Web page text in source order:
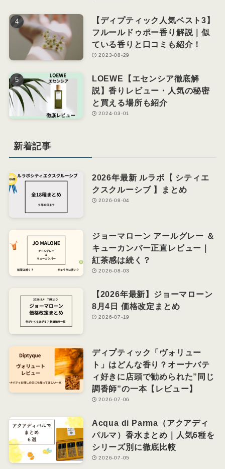
【ディプティック人気ベスト3】
フルールドゥポー香り解説｜似
ている香りと口コミも紹介！
2023-08-29
LOEWE【エセンシア徹底解
説】香りレビュー・人気の秘密
と買える場所も紹介
2024-03-01
新着記事
2026年最新 ルラボ【 シティエ
クスクルーシブ 】まとめ
2026-08-04
ジョーマローン アールグレー ＆
キューカンバー正直レビュー｜
紅茶感は続く？
2026-08-03
【2026年最新】ジョーマローン
8月4日 価格改定まとめ
2026-07-19
ディプティック「ヴォリュー
ト」はどんな香り？オーナバテ
ィ好きに店頭で勧められた”同じ
調香師”の一本【レビュー】
2026-07-06
Acqua di Parma（アクアディ
パルマ）香水まとめ｜人気6種を
シリーズ別に徹底比較
2026-07-05